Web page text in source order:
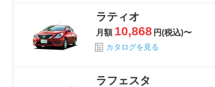
ラティオ
月額 10,868 円(税込)〜
カタログを見る
ラフェスタ